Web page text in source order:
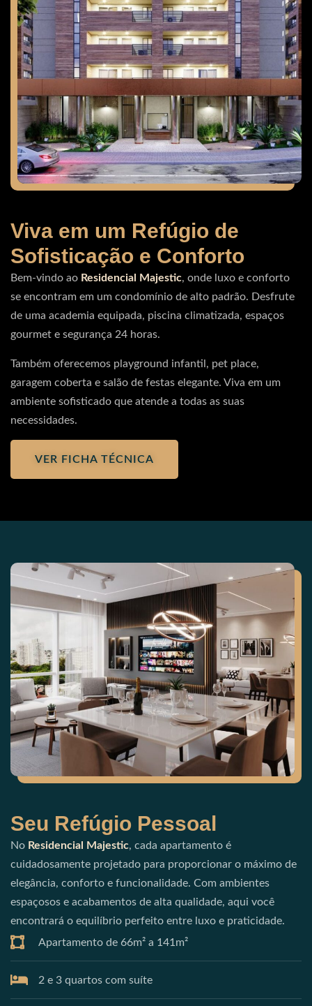
Viva em um Refúgio de
Sofisticação e Conforto
Bem-vindo ao Residencial Majestic, onde luxo e conforto
se encontram em um condomínio de alto padrão. Desfrute
de uma academia equipada, piscina climatizada, espaços
gourmet e segurança 24 horas.
Também oferecemos playground infantil, pet place,
garagem coberta e salão de festas elegante. Viva em um
ambiente sofisticado que atende a todas as suas
necessidades.
VER FICHA TÉCNICA
Seu Refúgio Pessoal
No Residencial Majestic, cada apartamento é
cuidadosamente projetado para proporcionar o máximo de
elegância, conforto e funcionalidade. Com ambientes
espaçosos e acabamentos de alta qualidade, aqui você
encontrará o equilíbrio perfeito entre luxo e praticidade.
Apartamento de 66m² a 141m²
2 e 3 quartos com suíte